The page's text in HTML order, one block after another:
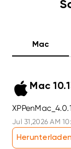
Mac
Mac
Jul 31,2026 AM